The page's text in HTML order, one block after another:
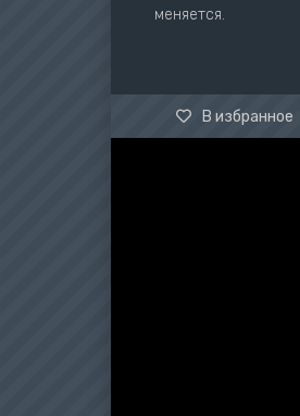
меняется.
В избранное